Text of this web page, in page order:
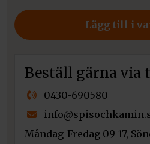
Lägg till i
Beställ gärna via
0430-690580
Måndag-Fredag 09-17,